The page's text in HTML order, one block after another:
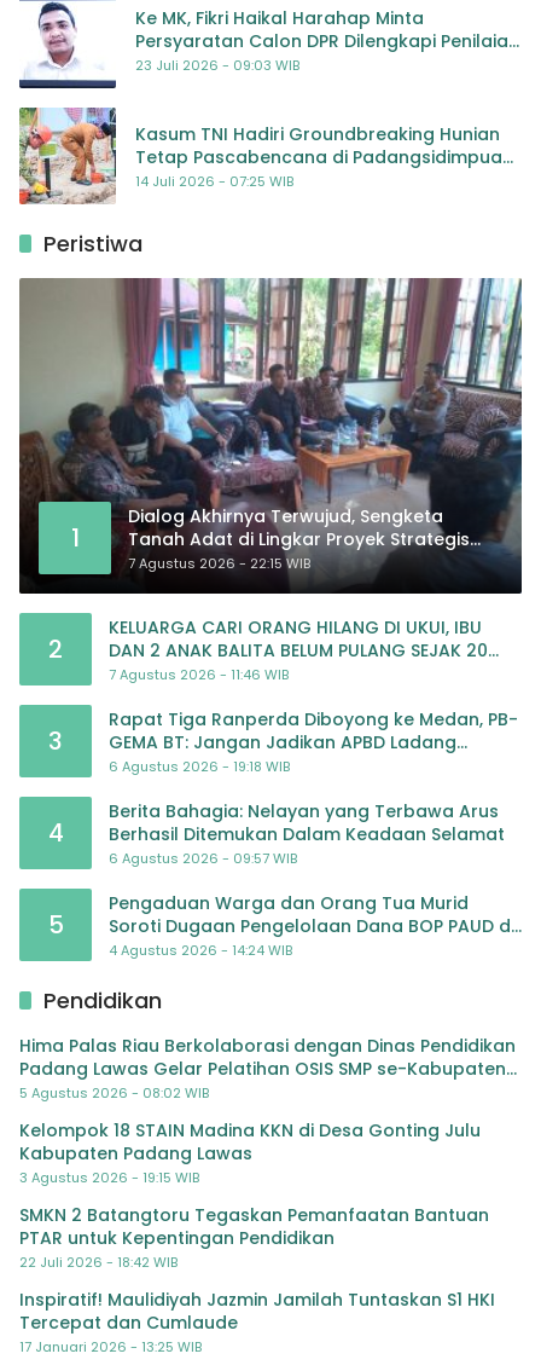
Ke MK, Fikri Haikal Harahap Minta
Persyaratan Calon DPR Dilengkapi Penilaian
Kompetensi
23 Juli 2026 - 09:03 WIB
Kasum TNI Hadiri Groundbreaking Hunian
Tetap Pascabencana di Padangsidimpuan,
Harapan Baru bagi Penyintas
14 Juli 2026 - 07:25 WIB
Peristiwa
1
Dialog Akhirnya Terwujud, Sengketa
Tanah Adat di Lingkar Proyek Strategis
Nasional Memasuki Babak Baru
7 Agustus 2026 - 22:15 WIB
2
KELUARGA CARI ORANG HILANG DI UKUI, IBU
DAN 2 ANAK BALITA BELUM PULANG SEJAK 20
JULI 2026
7 Agustus 2026 - 11:46 WIB
3
Rapat Tiga Ranperda Diboyong ke Medan, PB-
GEMA BT: Jangan Jadikan APBD Ladang
Pembiayaan yang Tak Perlu
6 Agustus 2026 - 19:18 WIB
4
Berita Bahagia: Nelayan yang Terbawa Arus
Berhasil Ditemukan Dalam Keadaan Selamat
6 Agustus 2026 - 09:57 WIB
5
Pengaduan Warga dan Orang Tua Murid
Soroti Dugaan Pengelolaan Dana BOP PAUD di
TK Al-Ikhlas Tapanuli Selatan
4 Agustus 2026 - 14:24 WIB
Pendidikan
Hima Palas Riau Berkolaborasi dengan Dinas Pendidikan
Padang Lawas Gelar Pelatihan OSIS SMP se-Kabupaten
Padang Lawas
5 Agustus 2026 - 08:02 WIB
Kelompok 18 STAIN Madina KKN di Desa Gonting Julu
Kabupaten Padang Lawas
3 Agustus 2026 - 19:15 WIB
SMKN 2 Batangtoru Tegaskan Pemanfaatan Bantuan
PTAR untuk Kepentingan Pendidikan
22 Juli 2026 - 18:42 WIB
Inspiratif! Maulidiyah Jazmin Jamilah Tuntaskan S1 HKI
Tercepat dan Cumlaude
17 Januari 2026 - 13:25 WIB